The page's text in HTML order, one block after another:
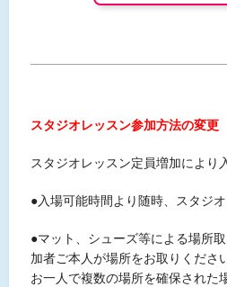
スタジオレッスン参加方法の変更
スタジオレッスン定員増加により
●入場可能時間より随時、スタジ
●マット、シューズ等による場所
加者ご本人が場所をお取りくださ
お一人で複数の場所を確保された